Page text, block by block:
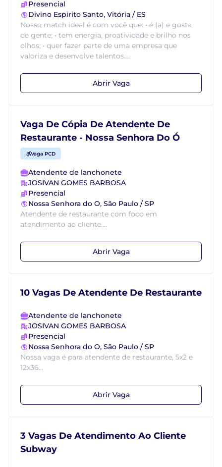
Presencial
Divino Espirito Santo, Vitória / ES
Nosso match ideal é com você que: • é (a) e gosta
de gente; • tem energia, proatividade e brilho nos
olhos; • quer fazer parte de uma empresa que
valoriza e desenvolve talentos....
Abrir Vaga
Vaga De Cópia De Atendente De
Restaurante - Nossa Senhora Do Ó
Vaga PCD
Atendente de lanchonete
JOSIVAN GOMES BARBOSA
Presencial
Nossa Senhora do O, São Paulo / SP
Atendente de restaurante com foco em
atendimento ao cliente....
Abrir Vaga
10 Vagas De Atendente De Restaurante
Atendente de lanchonete
JOSIVAN GOMES BARBOSA
Presencial
Nossa Senhora do O, São Paulo / SP
Nossa vaga é para atendente de restaurante, 5x2 e
12x36...
Abrir Vaga
3 Vagas De Atendimento Ao Cliente
Subway